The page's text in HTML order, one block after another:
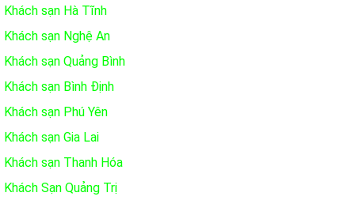
Khách sạn Hà Tĩnh
Khách sạn Nghệ An
Khách sạn Quảng Bình
Khách sạn Bình Định
Khách sạn Phú Yên
Khách sạn Gia Lai
Khách sạn Thanh Hóa
Khách Sạn Quảng Trị